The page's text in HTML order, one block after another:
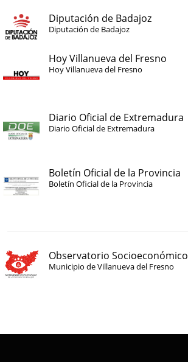
Diputación de Badajoz
Diputación de Badajoz
Hoy Villanueva del Fresno
Hoy Villanueva del Fresno
Diario Oficial de Extremadura
Diario Oficial de Extremadura
Boletín Oficial de la Provincia
Boletín Oficial de la Provincia
Observatorio Socioeconómico
Municipio de Villanueva del Fresno